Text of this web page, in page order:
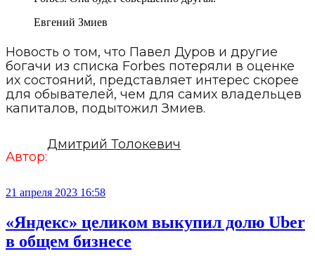
Евгений Змиев
Новость о том, что Павел Дуров и другие
богачи из списка Forbes потеряли в оценке
их состояний, представляет интерес скорее
для обывателей, чем для самих владельцев
капиталов, подытожил Змиев.
Автор:
Дмитрий Толокевич
21 апреля 2023 16:58
«Яндекс» целиком выкупил долю Uber
в общем бизнесе